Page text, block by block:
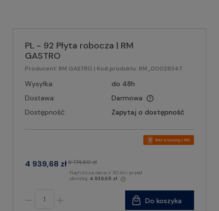
PL - 92 Płyta robocza | RM
GASTRO
Producent: RM GASTRO | Kod produktu: RM_00028347
Wysyłka:
do 48h
Dostawa:
Darmowa
Dostępność:
Zapytaj o dostępność
4 939,68 zł6 174,60 zł
Najniższa cena z 30 dni przed
obniżką: 4 939,68 zł
Do koszyka